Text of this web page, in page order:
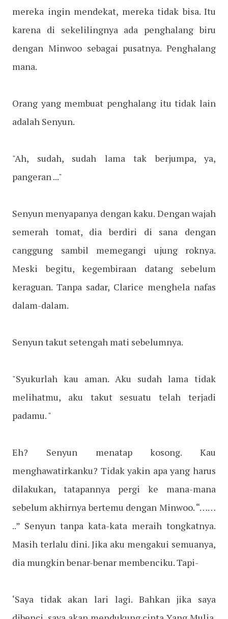
mereka ingin mendekat, mereka tidak bisa. Itu
karena di sekelilingnya ada penghalang biru
dengan Minwoo sebagai pusatnya. Penghalang
mana.
Orang yang membuat penghalang itu tidak lain
adalah Senyun.
"Ah, sudah, sudah lama tak berjumpa, ya,
pangeran ..."
Senyun menyapanya dengan kaku. Dengan wajah
semerah tomat, dia berdiri di sana dengan
canggung sambil memegangi ujung roknya.
Meski begitu, kegembiraan datang sebelum
keraguan. Tanpa sadar, Clarice menghela nafas
dalam-dalam.
Senyun takut setengah mati sebelumnya.
"Syukurlah kau aman. Aku sudah lama tidak
melihatmu, aku takut sesuatu telah terjadi
padamu. "
Eh? Senyun menatap kosong. Kau
menghawatirkanku? Tidak yakin apa yang harus
dilakukan, tatapannya pergi ke mana-mana
sebelum akhirnya bertemu dengan Minwoo. “……
..” Senyun tanpa kata-kata meraih tongkatnya.
Masih terlalu dini. Jika aku mengakui semuanya,
dia mungkin benar-benar membenciku. Tapi-
‘Saya tidak akan lari lagi. Bahkan jika saya